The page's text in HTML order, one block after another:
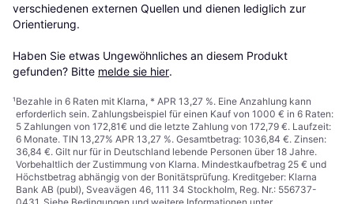
verschiedenen externen Quellen und dienen lediglich zur
Orientierung.
Haben Sie etwas Ungewöhnliches an diesem Produkt
gefunden? Bitte melde sie hier.
¹Bezahle in 6 Raten mit Klarna, * APR 13,27 %. Eine Anzahlung kann
erforderlich sein. Zahlungsbeispiel für einen Kauf von 1000 € in 6 Raten:
5 Zahlungen von 172,81€ und die letzte Zahlung von 172,79 €. Laufzeit:
6 Monate. TIN 13,27% APR 13,27 %. Gesamtbetrag: 1036,84 €. Zinsen:
36,84 €. Gilt nur für in Deutschland lebende Personen über 18 Jahre.
Vorbehaltlich der Zustimmung von Klarna. Mindestkaufbetrag 25 € und
Höchstbetrag abhängig von der Bonitätsprüfung. Kreditgeber: Klarna
Bank AB (publ), Sveavägen 46, 111 34 Stockholm, Reg. Nr.: 556737-